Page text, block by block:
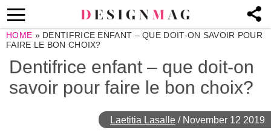
HOME » DENTIFRICE ENFANT – QUE DOIT-ON SAVOIR POUR
FAIRE LE BON CHOIX?
Dentifrice enfant – que doit-on
savoir pour faire le bon choix?
Laetitia Lasalle / November 12 2019